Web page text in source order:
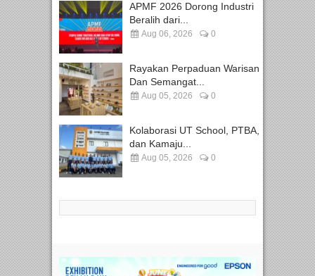
APMF 2026 Dorong Industri
Beralih dari...
Aug 06, 2026 0
Rayakan Perpaduan Warisan
Dan Semangat...
Aug 05, 2026 0
Kolaborasi UT School, PTBA,
dan Kamaju...
Aug 05, 2026 0